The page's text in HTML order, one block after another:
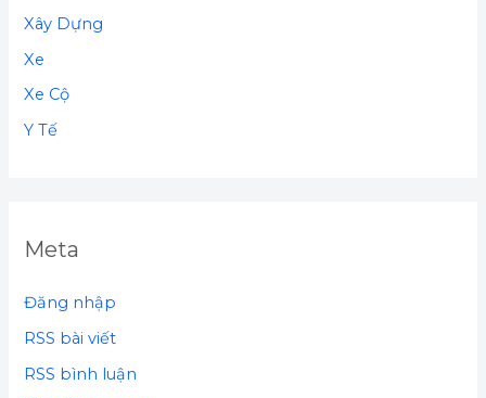
Xây Dựng
Xe
Xe Cộ
Y Tế
Meta
Đăng nhập
RSS bài viết
RSS bình luận